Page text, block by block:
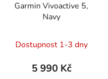
Garmin Vivoactive 5,
Navy
Dostupnost 1-3 dny
5 990 Kč